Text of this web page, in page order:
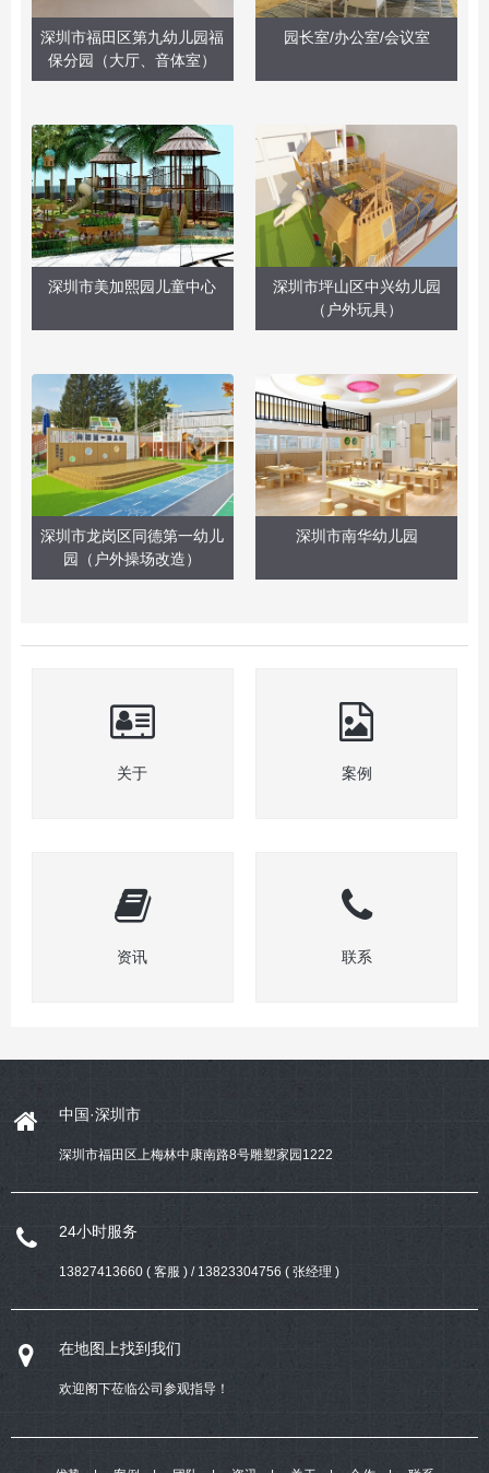
深圳市福田区第九幼儿园福
保分园（大厅、音体室）
园长室/办公室/会议室
深圳市美加熙园儿童中心
深圳市坪山区中兴幼儿园
（户外玩具）
深圳市龙岗区同德第一幼儿
园（户外操场改造）
深圳市南华幼儿园
关于 案例
资讯 联系
中国·深圳市
深圳市福田区上梅林中康南路8号雕塑家园1222
24小时服务
13827413660 ( 客服 ) / 13823304756 ( 张经理 )
在地图上找到我们
欢迎阁下莅临公司参观指导！